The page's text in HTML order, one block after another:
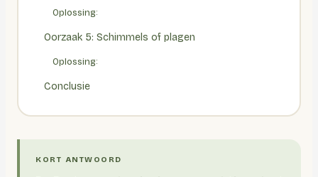
Oplossing:
Oorzaak 5: Schimmels of plagen
Oplossing:
Conclusie